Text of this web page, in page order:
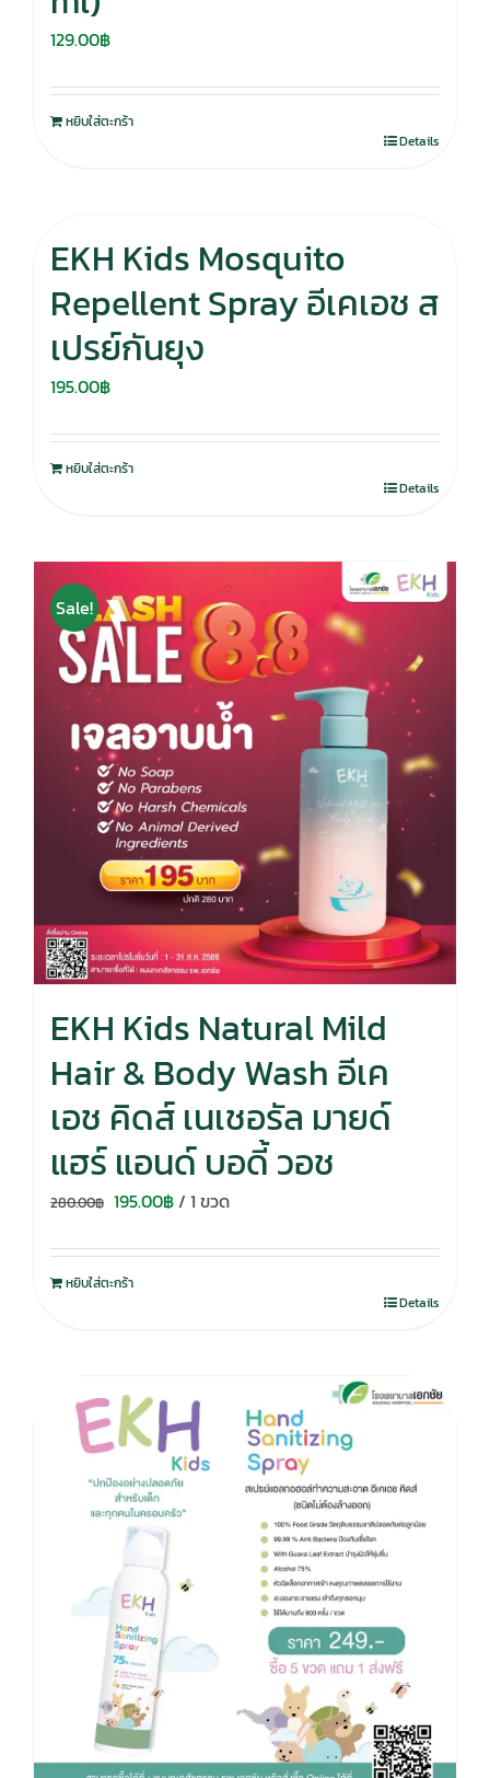
129.00฿
หยิบใส่ตะกร้า
Details
EKH Kids Mosquito
Repellent Spray อีเคเอช ส
เปรย์กันยุง
195.00฿
หยิบใส่ตะกร้า
Details
Sale!
EKH Kids Natural Mild
Hair & Body Wash อีเค
เอช คิดส์ เนเชอรัล มายด์
แฮร์ แอนด์ บอดี้ วอช
280.00฿ Original
was:
280.00฿.
195.00฿Current
is:
/ 1 ขวด
หยิบใส่ตะกร้า
Details